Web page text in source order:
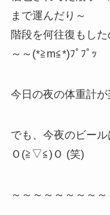
まで運んだり～
階段を何往復もし
～～(*≧m≦*)ﾌﾟﾌﾟｯ
今日の夜の体重計
でも、今夜のビー
Ｏ(≧▽≦)Ｏ (笑)
～～～～～～～～